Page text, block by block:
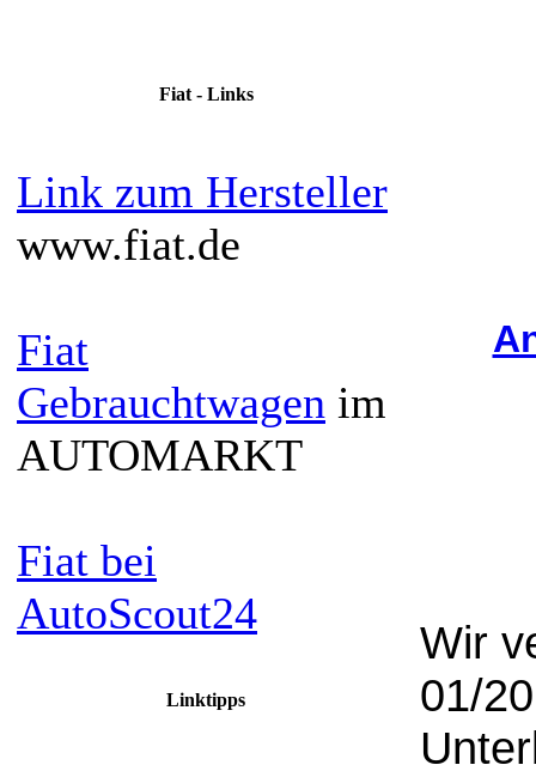
Fiat - Links
Link zum Hersteller
www.fiat.de
Fiat
Gebrauchtwagen im
AUTOMARKT
Fiat bei
AutoScout24
Linktipps
Wir
01/